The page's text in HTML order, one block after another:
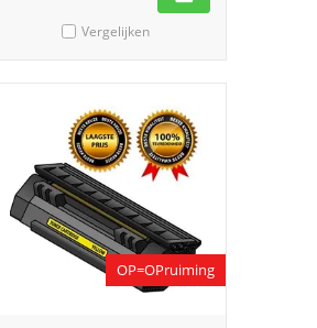
Vergelijken
OP=OPruiming